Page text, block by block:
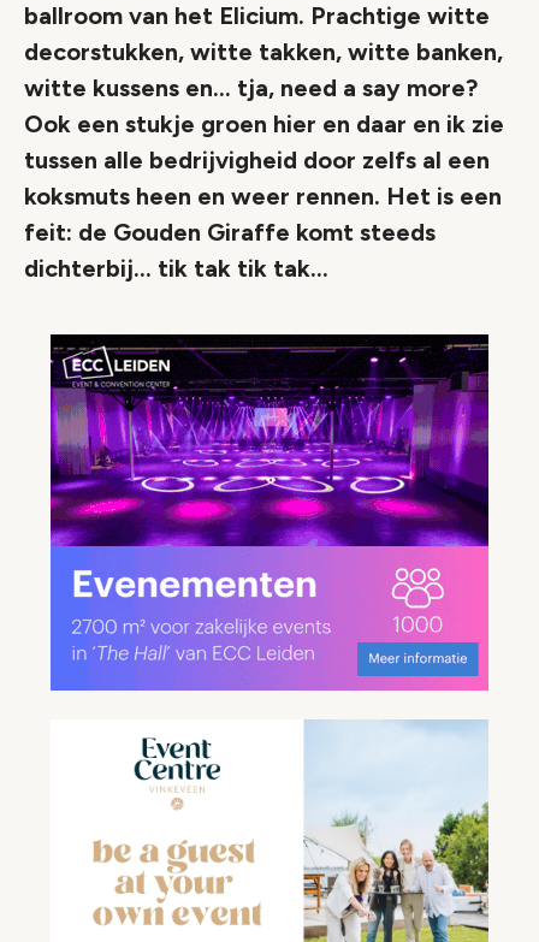
ballroom van het Elicium. Prachtige witte
decorstukken, witte takken, witte banken,
witte kussens en… tja, need a say more?
Ook een stukje groen hier en daar en ik zie
tussen alle bedrijvigheid door zelfs al een
koksmuts heen en weer rennen. Het is een
feit: de Gouden Giraffe komt steeds
dichterbij… tik tak tik tak…